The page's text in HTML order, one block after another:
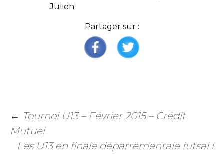
Julien
Partager sur :
← Tournoi U13 – Février 2015 – Crédit
Mutuel
Les U13 en finale départementale futsal !